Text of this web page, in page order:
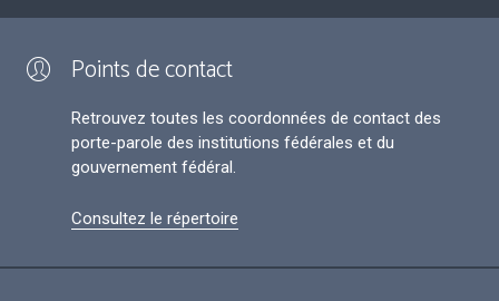
Points de contact
Retrouvez toutes les coordonnées de contact des
porte-parole des institutions fédérales et du
gouvernement fédéral.
Consultez le répertoire